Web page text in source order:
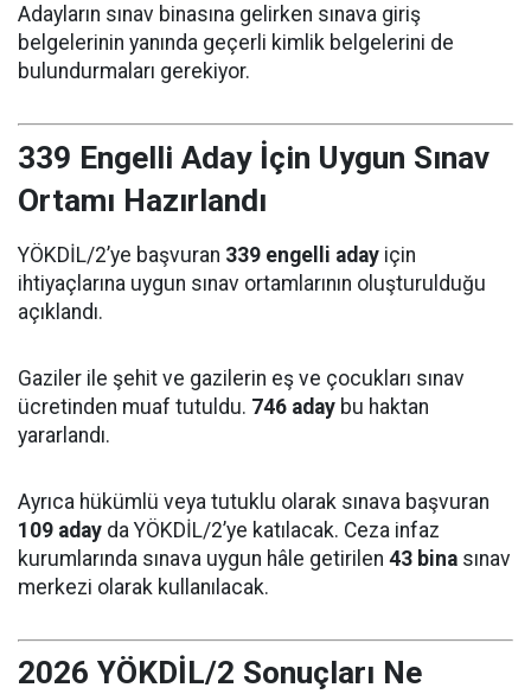
Adayların sınav binasına gelirken sınava giriş
belgelerinin yanında geçerli kimlik belgelerini de
bulundurmaları gerekiyor.
339 Engelli Aday İçin Uygun Sınav
Ortamı Hazırlandı
YÖKDİL/2’ye başvuran 339 engelli aday için
ihtiyaçlarına uygun sınav ortamlarının oluşturulduğu
açıklandı.
Gaziler ile şehit ve gazilerin eş ve çocukları sınav
ücretinden muaf tutuldu. 746 aday bu haktan
yararlandı.
Ayrıca hükümlü veya tutuklu olarak sınava başvuran
109 aday da YÖKDİL/2’ye katılacak. Ceza infaz
kurumlarında sınava uygun hâle getirilen 43 bina sınav
merkezi olarak kullanılacak.
2026 YÖKDİL/2 Sonuçları Ne